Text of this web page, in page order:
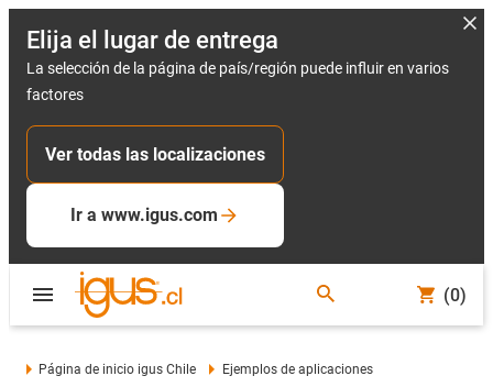
Elija el lugar de entrega
La selección de la página de país/región puede influir en varios
factores
Ver todas las localizaciones
Ir a www.igus.com
(0)
Página de inicio igus Chile
Ejemplos de aplicaciones